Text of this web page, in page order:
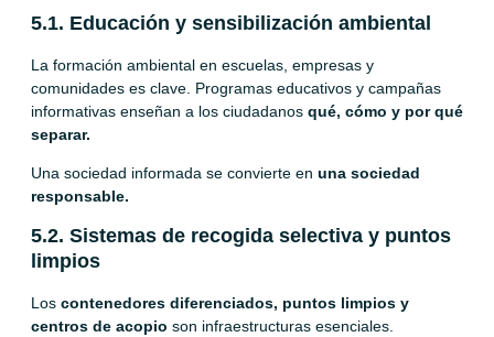
5.1. Educación y sensibilización ambiental
La formación ambiental en escuelas, empresas y
comunidades es clave. Programas educativos y campañas
informativas enseñan a los ciudadanos qué, cómo y por qué
separar.
Una sociedad informada se convierte en una sociedad
responsable.
5.2. Sistemas de recogida selectiva y puntos
limpios
Los contenedores diferenciados, puntos limpios y
centros de acopio son infraestructuras esenciales.